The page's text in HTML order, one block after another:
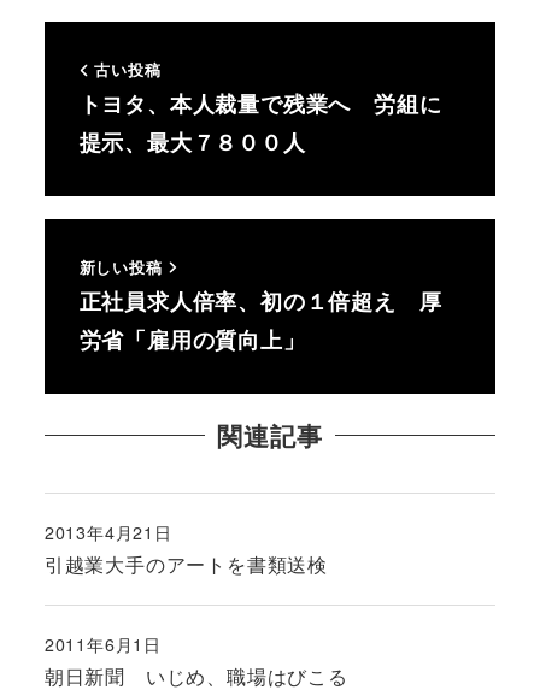
古い投稿
トヨタ、本人裁量で残業へ 労組に
提示、最大７８００人
新しい投稿
正社員求人倍率、初の１倍超え 厚
労省「雇用の質向上」
関連記事
引越業大手のアートを書類送検
投稿日
2013年4月21日
朝日新聞 いじめ、職場はびこる
投稿日
2011年6月1日